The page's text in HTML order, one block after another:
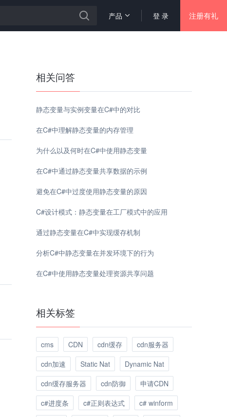
登 录 注册有礼
产品
相关问答
静态变量与实例变量在C#中的对比
在C#中理解静态变量的内存管理
为什么以及何时在C#中使用静态变量
在C#中通过静态变量共享数据的示例
避免在C#中过度使用静态变量的原因
C#设计模式：静态变量在工厂模式中的应用
通过静态变量在C#中实现缓存机制
分析C#中静态变量在并发环境下的行为
在C#中使用静态变量处理资源共享问题
相关标签
cms CDN cdn缓存
cdn服务器
cdn加速
Static Nat
Dynamic Nat
cdn缓存服务器
cdn防御
申请CDN
c#进度条
c#正则表达式
c# winform